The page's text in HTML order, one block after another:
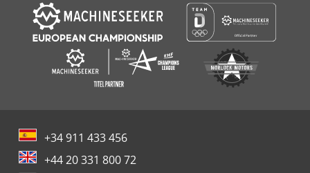
+34 911 433 456
+44 20 331 800 72